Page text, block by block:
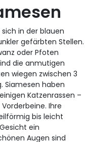
in der blauen
gefärbten Stellen.
oder Pfoten
die anmutigen
wiegen zwischen 3
Siamesen haben
Katzenrassen –
Ihre
bis leicht
ein
Augen sind